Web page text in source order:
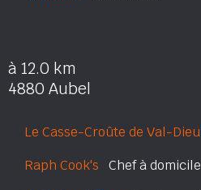
à 12.0 km
4880 Aubel
Le Casse-Croûte de Val-Dieu
Raph Cook's Chef à domicile